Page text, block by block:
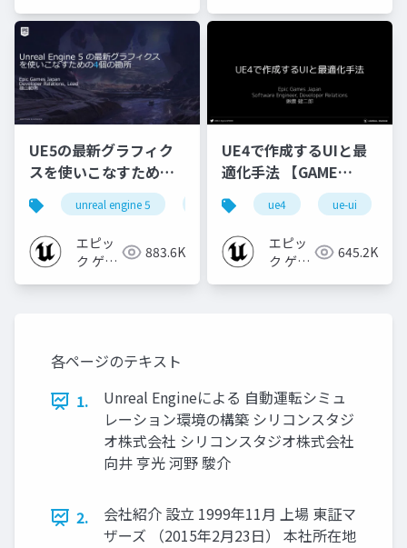
UE5の最新グラフィク
スを使いこなすための4
個の勘所
[CEDEC+KYUSHU
2023]
unreal engine 5 cedec cedec+kyushu
エピッ
ク ゲー
883.6K
UE4で作成するUIと最
適化手法 【GAME
CREATORS
CONFERENCE '20】
ue4 ue-ui
エピッ
ク ゲー
645.2K
各ページのテキスト
1.
Unreal Engineによる 自動運転シミュ
レーション環境の構築 シリコンスタジ
オ株式会社 シリコンスタジオ株式会社
向井 亨光 河野 駿介
2.
会社紹介 設立 1999年11月 上場 東証マ
ザーズ （2015年2月23日） 本社所在地